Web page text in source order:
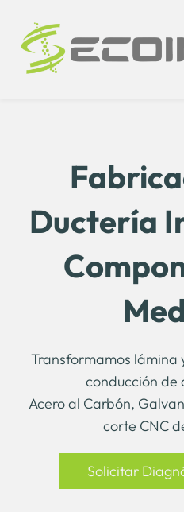
main
content
Ductería
Transformamos lámina
conducción de
Acero al Carbón,
corte CNC
Solicitar